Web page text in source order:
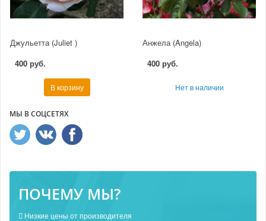
Джульетта (Juliet )
400 руб.
В корзину
Анжела (Angela)
400 руб.
Нет в наличии
МЫ В СОЦСЕТЯХ
ПОЧЕМУ МЫ?
Низкие цены от производителя